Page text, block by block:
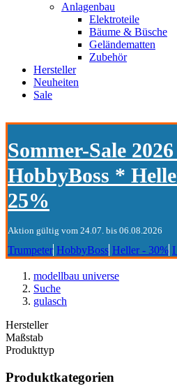
Anlagenbau
Elektroteile
Bäume & Büsche
Geländematten
Zubehör
Hersteller
Neuheiten
Sale
Sommer-Sale
HobbyBoss *
25%
Aktion gültig vom 24.07. bis 06.08.2026
Trumpeter HobbyBoss Heller - 30%
modellbau universe
Suche
gulasch
Hersteller
Maßstab
Produkttyp
Produktkategorien